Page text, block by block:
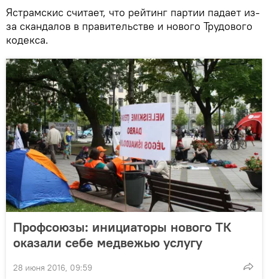
Ястрамскис считает, что рейтинг партии падает из-
за скандалов в правительстве и нового Трудового
кодекса.
Профсоюзы: инициаторы нового ТК
оказали себе медвежью услугу
28 июня 2016, 09:59